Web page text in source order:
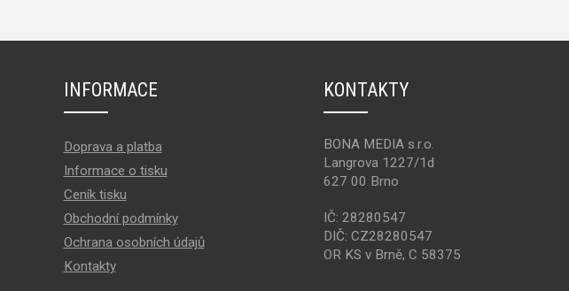
INFORMACE
Doprava a platba
Informace o tisku
Ceník tisku
Obchodní podmínky
Ochrana osobních údajů
Kontakty
KONTAKTY
BONA MEDIA s.r.o.
Langrova 1227/1d
627 00 Brno
IČ: 28280547
DIČ: CZ28280547
OR KS v Brně, C 58375